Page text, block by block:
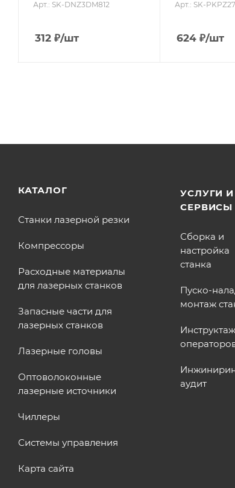
Арт.: SK-DNZ3DM812
312₽/шт
Арт.: SK-
624₽/шт
КАТАЛОГ
Станки лазерной резки
Компрессоры
Расходные материалы
для лазерных станков
Запасные части для
лазерных станков
Лазерные головы
Оптоволоконные
лазерные источники
Чиллеры
Системы управления
Карта сайта
УСЛУГИ И
СЕРВИСЫ
Сборка и
настройка
станка
Пуско-
монтаж
Инструктаж
аудит